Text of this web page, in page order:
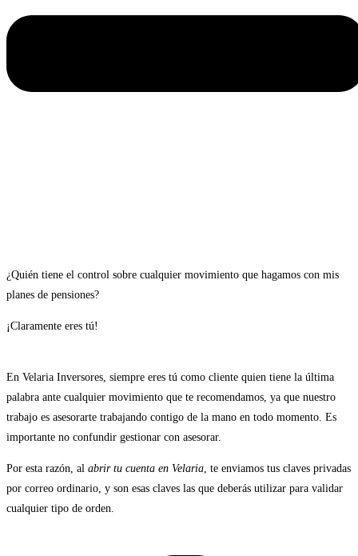
¿Quién tiene el control sobre cualquier movimiento que hagamos con mis
planes de pensiones?
¡Claramente eres tú!
En Velaria Inversores, siempre eres tú como cliente quien tiene la última
palabra ante cualquier movimiento que te recomendamos, ya que nuestro
trabajo es asesorarte trabajando contigo de la mano en todo momento. Es
importante no confundir gestionar con asesorar.
Por esta razón, al abrir tu cuenta en Velaria, te enviamos tus claves privadas
por correo ordinario, y son esas claves las que deberás utilizar para validar
cualquier tipo de orden.